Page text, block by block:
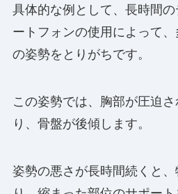
具体的な例として、長時間
ートフォンの使用によって
の姿勢をとりがちです。
この姿勢では、胸部が圧迫
り、骨盤が後傾します。
姿勢の悪さが長時間続くと